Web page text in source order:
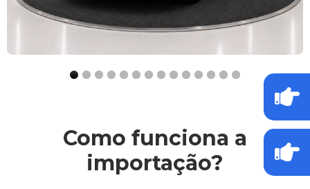
Como funciona a
importação?